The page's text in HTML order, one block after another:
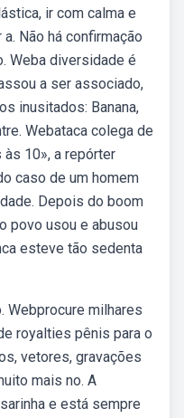
ir com calma e
Não há confirmação
Weba diversidade é
a ser associado,
inusitados: Banana,
Webataca colega de
às 10», a repórter
caso de um homem
Depois do boom
povo usou e abusou
esteve tão sedenta
Webprocure milhares
royalties pênis para o
vetores, gravações
mais no. A
e está sempre